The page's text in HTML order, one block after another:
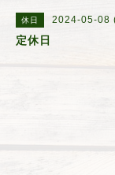
休日 2024-05-08
定休日